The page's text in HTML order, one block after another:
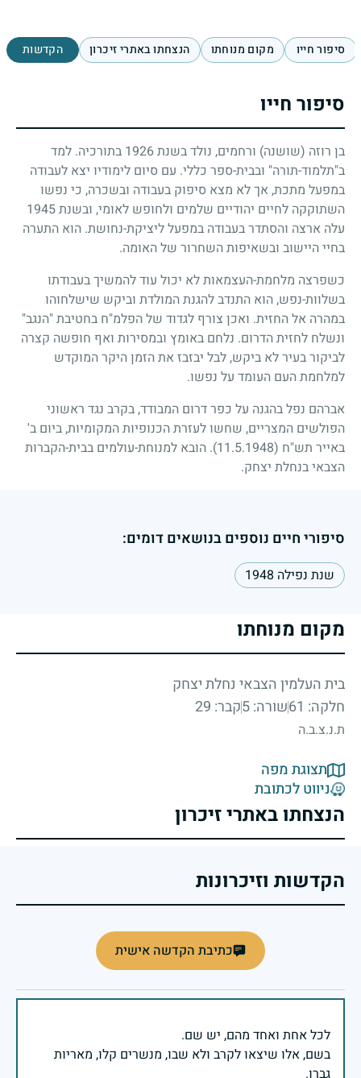
סיפור חייו מקום מנוחתו הנצחתו באתרי זיכרון הקדשות
סיפור חייו
בן רוזה (שושנה) ורחמים, נולד בשנת1926 בתורכיה. למד
ב"תלמוד-תורה" ובבית-ספר כללי. עם סיום לימודיו יצא לעבודה
במפעל מתכת, אך לא מצא סיפוק בעבודה ובשכרה, כי נפשו
השתוקקה לחיים יהודיים שלמים ולחופש לאומי, ובשנת1945
עלה ארצה והסתדר בעבודה במפעל ליציקת-נחושת. הוא התערה
בחיי היישוב ובשאיפות השחרור של האומה.
כשפרצה מלחמת-העצמאות לא יכול עוד להמשיך בעבודתו
בשלוות-נפש, הוא התנדב להגנת המולדת וביקש שישלחוהו
במהרה אל החזית. ואכן צורף לגדוד של הפלמ"ח בחטיבת "הנגב"
ונשלח לחזית הדרום. נלחם באומץ ובמסירות ואף חופשה קצרה
לביקור בעיר לא ביקש, לבל יבזבז את הזמן היקר המוקדש
למלחמת העם העומד על נפשו.
אברהם נפל בהגנה על כפר דרום המבודד, בקרב נגד ראשוני
הפולשים המצריים, שחשו לעזרת הכנופיות המקומיות, ביום ב'
באייר תש"ח (11.5.1948)
. הובא למנוחת-עולמים בבית-הקברות
הצבאי בנחלת יצחק.
סיפורי חיים נוספים בנושאים דומים:
שנת נפילה 1948
מקום מנוחתו
בית העלמין הצבאי נחלת יצחק
חלקה: 61
שורה: 5 קבר: 29
ת.נ.צ.ב.ה
תצוגת מפה
ניווט לכתובת
הנצחתו באתרי זיכרון
הקדשות וזיכרונות
כתיבת הקדשה אישית
בשם, אלו שיצאו לקרב ולא שבו, מנשרים קלו, מאריות